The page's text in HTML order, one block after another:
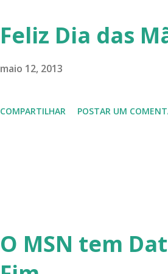
Latinoware, a Microsoft
lançamento do Windows 8 e
em 2013 possamos estar
Feliz Dia das
maio 12, 2013
COMPARTILHAR POSTAR UM
O MSN tem